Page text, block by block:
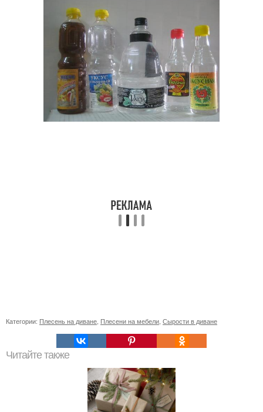
Категории: Плесень на диване Плесени на мебели Сырости в диване
Читайте также